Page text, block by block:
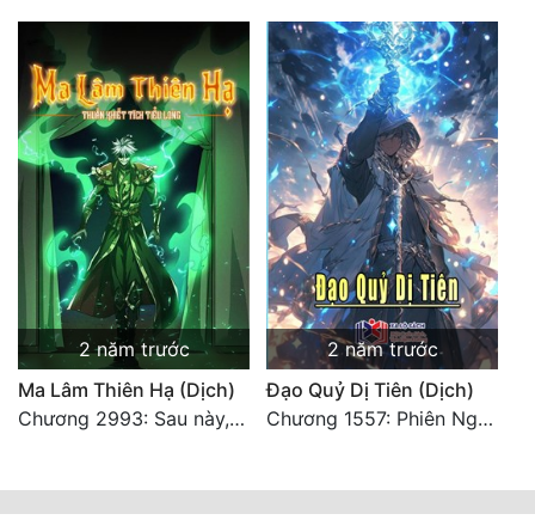
2 năm trước
Ma Lâm Thiên Hạ (Dịch)
Chương 2993: Sau này, ta sẽ ăn món vịt quay (Đại Kết Cục)
2 năm trước
Đạo Quỷ Dị Tiên (Dịch)
Chương 1557: Phiên Ngoại Gia Cát Uyên 27